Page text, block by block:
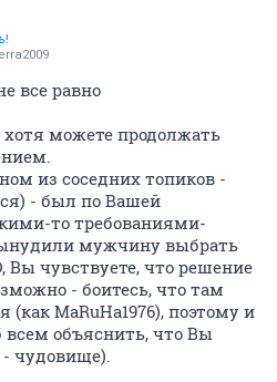
все равно
можете продолжать
из соседних топиков -
- был по Вашей
то требованиями-
мужчину выбрать
Вы чувствуете, что решение
- боитесь, что там
MaRuHa1976), поэтому и
всем объяснить, что Вы
чудовище).